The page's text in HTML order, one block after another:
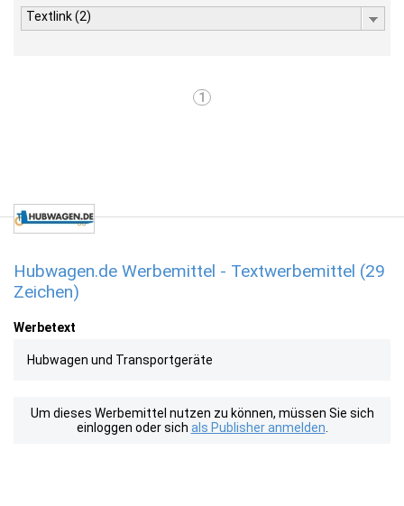
Textlink (2)
1
Hubwagen.de Werbemittel - Textwerbemittel (29
Zeichen)
Werbetext
Hubwagen und Transportgeräte
Um dieses Werbemittel nutzen zu können, müssen Sie sich
einloggen oder sich als Publisher anmelden